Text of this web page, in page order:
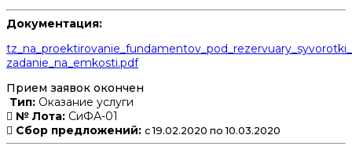
Документация:
zadanie_na_emkosti.pdf
Прием заявок окончен
Тип: Оказание услуги
№ Лота: СиФА-01
Сбор предложений: с 19.02.2020 по 10.03.2020